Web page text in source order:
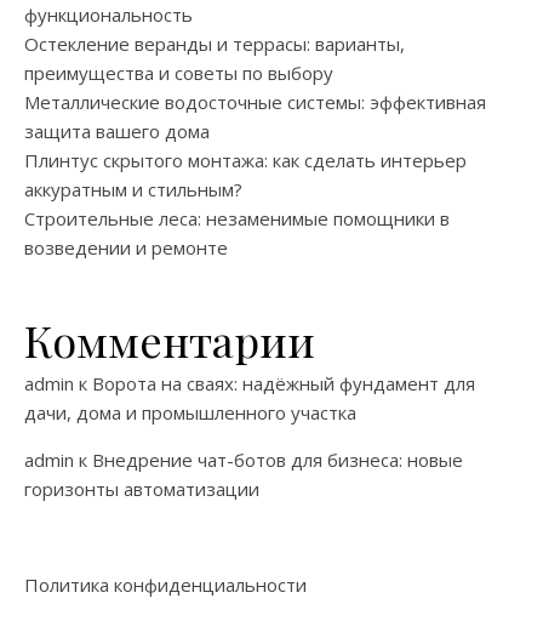
функциональность
Остекление веранды и террасы: варианты,
преимущества и советы по выбору
Металлические водосточные системы: эффективная
защита вашего дома
Плинтус скрытого монтажа: как сделать интерьер
аккуратным и стильным?
Строительные леса: незаменимые помощники в
возведении и ремонте
Комментарии
admin к Ворота на сваях: надёжный фундамент для
дачи, дома и промышленного участка
admin к Внедрение чат-ботов для бизнеса: новые
горизонты автоматизации
Политика конфиденциальности